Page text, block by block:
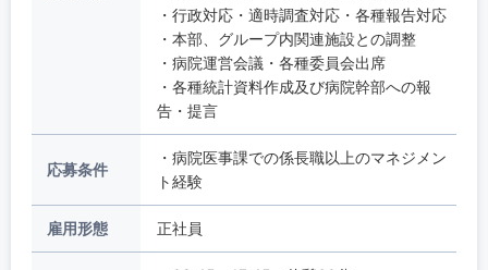
・行政対応・適時調査対応・各種報告対応
・本部、グループ内関連施設との調整
・病院運営会議・各種委員会出席
・各種統計資料作成及び病院幹部への報
告・提言
応募条件
・病院医事課での係長職以上のマネジメン
ト経験
雇用形態 正社員